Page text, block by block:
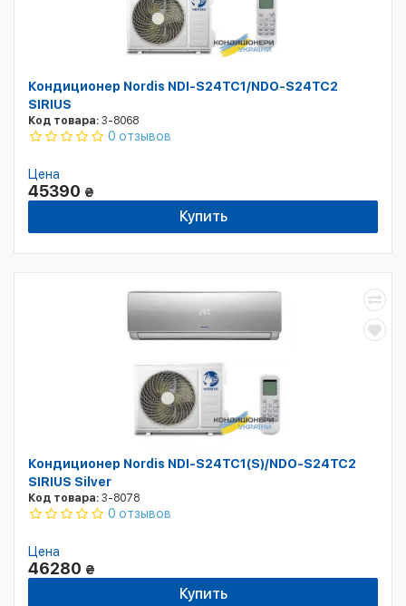
Кондиционер Nordis NDI-S24TC1/NDO-S24TC2
SIRIUS
Код товара: 3-8068
0 отзывов
Цена
45390 ₴
Купить
Кондиционер Nordis NDI-S24TC1(S)/NDO-S24TC2
SIRIUS Silver
Код товара: 3-8078
0 отзывов
Цена
46280 ₴
Купить